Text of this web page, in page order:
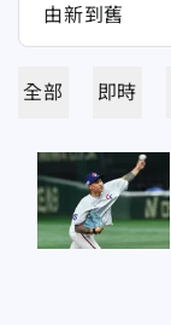
全部 即時